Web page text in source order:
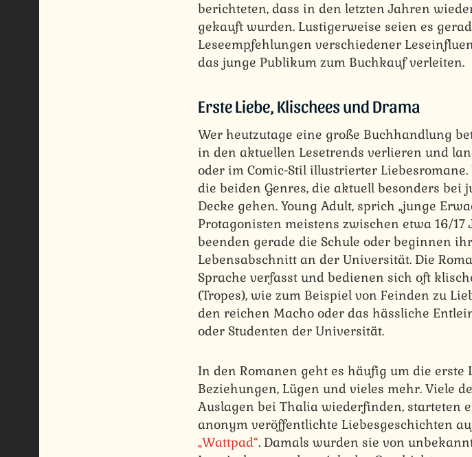
berichteten, dass in den letzten Jahren
gekauft wurden. Lustigerweise seien es
Leseempfehlungen verschiedener
das junge Publikum zum Buchkauf verleiten.
Erste Liebe, Klischees und Drama
Wer heutzutage eine große Buchhandlung
in den aktuellen Lesetrends verlieren und
oder im Comic-Stil illustrierter
die beiden Genres, die aktuell besonders
Decke gehen. Young Adult, sprich „junge
Protagonisten meistens zwischen etwa 16/
beenden gerade die Schule oder beginnen
Lebensabschnitt an der Universität. Die
Sprache verfasst und bedienen sich oft
(Tropes), wie zum Beispiel von Feinden zu
den reichen Macho oder das hässliche
oder Studenten der Universität.
In den Romanen geht es häufig um die erste
Beziehungen, Lügen und vieles mehr. Viele
Auslagen bei Thalia wiederfinden, starteten
anonym veröffentlichte Liebesgeschichten
„Wattpad“. Damals wurden sie von